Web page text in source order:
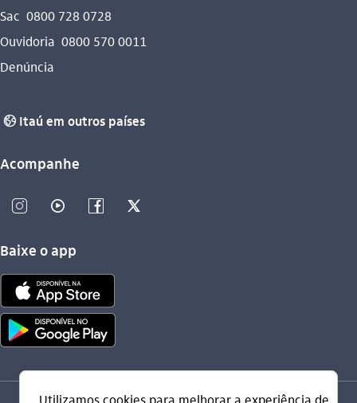
Sac 0800 728 0728
Ouvidoria 0800 570 0011
Denúncia
globo_outline Itaú em outros países
Acompanhe
instagram_outline video_outline facebook_outline twitter_outline
Baixe o app